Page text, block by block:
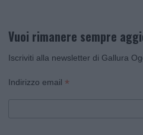
Vuoi rimanere sempre
Iscriviti alla newsletter di Gallura
Indirizzo email *